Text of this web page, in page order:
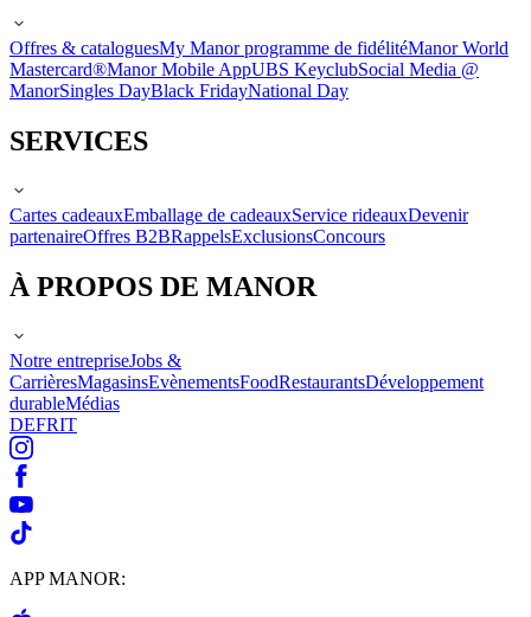
Offres & cataloguesMy Manor programme de fidélitéManor World
Mastercard®Manor Mobile AppUBS KeyclubSocial Media @
ManorSingles DayBlack FridayNational Day
SERVICES
Cartes cadeauxEmballage de cadeauxService rideauxDevenir
partenaireOffres B2BRappelsExclusionsConcours
À PROPOS DE MANOR
Notre entrepriseJobs &
CarrièresMagasinsEvènementsFoodRestaurantsDéveloppement
durableMédias
DEFRIT
APP MANOR: